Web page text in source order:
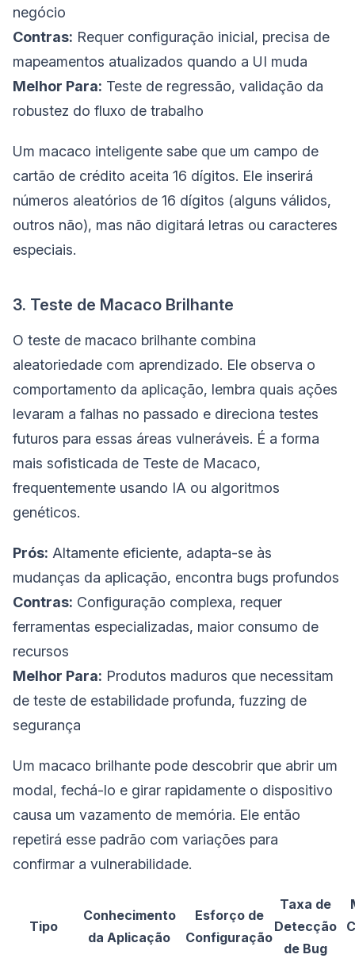
negócio
Contras: Requer configuração inicial, precisa de
mapeamentos atualizados quando a UI muda
Melhor Para: Teste de regressão, validação da
robustez do fluxo de trabalho
Um macaco inteligente sabe que um campo de
cartão de crédito aceita 16 dígitos. Ele inserirá
números aleatórios de 16 dígitos (alguns válidos,
outros não), mas não digitará letras ou caracteres
especiais.
3. Teste de Macaco Brilhante
O teste de macaco brilhante combina
aleatoriedade com aprendizado. Ele observa o
comportamento da aplicação, lembra quais ações
levaram a falhas no passado e direciona testes
futuros para essas áreas vulneráveis. É a forma
mais sofisticada de Teste de Macaco,
frequentemente usando IA ou algoritmos
genéticos.
Prós: Altamente eficiente, adapta-se às
mudanças da aplicação, encontra bugs profundos
Contras: Configuração complexa, requer
ferramentas especializadas, maior consumo de
recursos
Melhor Para: Produtos maduros que necessitam
de teste de estabilidade profunda, fuzzing de
segurança
Um macaco brilhante pode descobrir que abrir um
modal, fechá-lo e girar rapidamente o dispositivo
causa um vazamento de memória. Ele então
repetirá esse padrão com variações para
confirmar a vulnerabilidade.
Tipo
Conhecimento
da Aplicação
Esforço de
Configuração
Taxa de
Detecção
de Bug